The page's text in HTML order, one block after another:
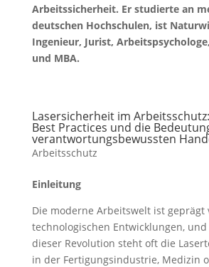
Arbeitssicherheit. Er studierte an
deutschen Hochschulen, ist
Ingenieur, Jurist,
und MBA.
Lasersicherheit im
Best Practices und die
verantwortungsbewussten
Arbeitsschutz
Einleitung
Die moderne Arbeitswelt ist geprägt
technologischen Entwicklungen,
dieser Revolution steht oft die
in der Fertigungsindustrie, Medizin